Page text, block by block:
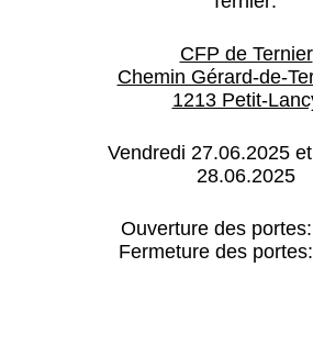
CFP de Ternier
Chemin Gérard-de-
1213 Petit-
Vendredi 27.06.2025
28.06.2025
Ouverture des
Fermeture des